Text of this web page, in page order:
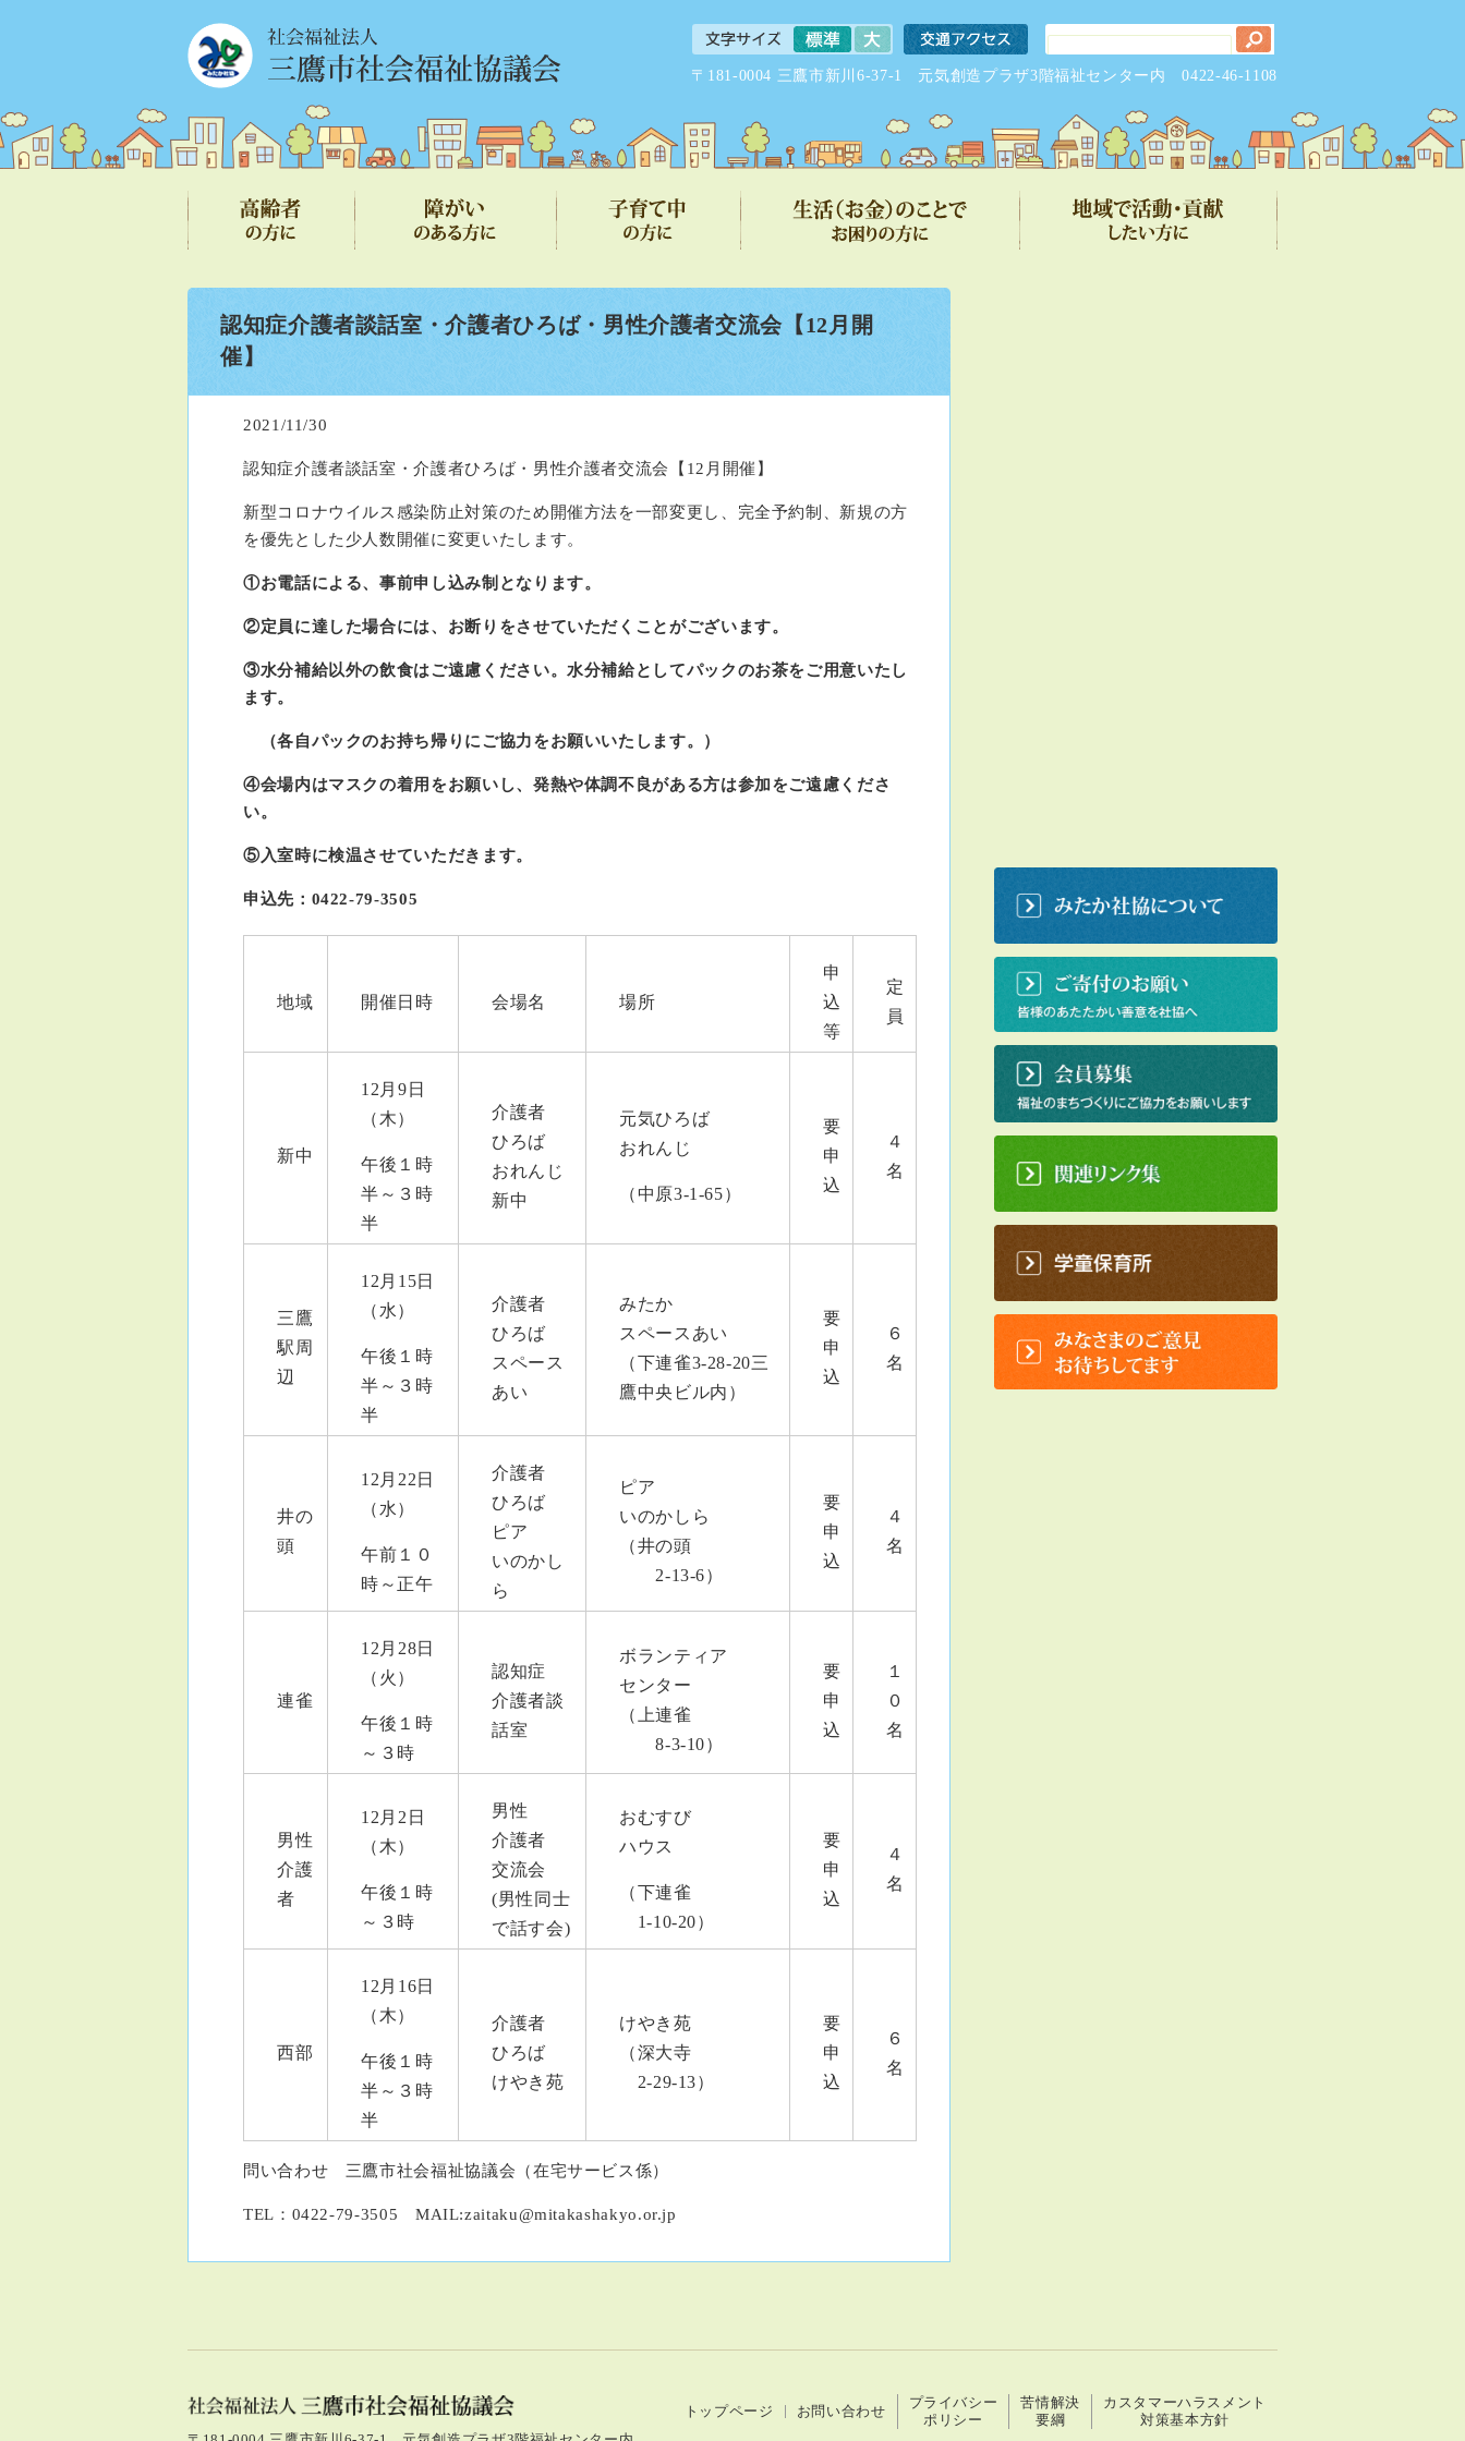
〒181-0004 三鷹市新川6-37-1 元気創造プラザ3階福祉センター内0422-46-1108
認知症介護者談話室・介護者ひろば・男性介護者交流会【12月開
催】
2021/11/30
認知症介護者談話室・介護者ひろば・男性介護者交流会【12月開催】
新型コロナウイルス感染防止対策のため開催方法を一部変更し、完全予約制、新規の方
を優先とした少人数開催に変更いたします。
①お電話による、事前申し込み制となります。
②定員に達した場合には、お断りをさせていただくことがございます。
③水分補給以外の飲食はご遠慮ください。水分補給としてパックのお茶をご用意いたし
ます。
（各自パックのお持ち帰りにご協力をお願いいたします。）
④会場内はマスクの着用をお願いし、発熱や体調不良がある方は参加をご遠慮くださ
い。
⑤入室時に検温させていただきます。
申込先：0422-79-3505
地域 開催日時 会場名 場所
申
込
等
定
員
新中
12月9日
（木）
午後１時
半～３時
半
介護者
ひろば
おれんじ
新中
元気ひろば
おれんじ
（中原3-1-65）
要
申
込
４
名
三鷹
駅周
辺
12月15日
（水）
午後１時
半～３時
半
介護者
ひろば
スペース
あい
みたか
スペースあい
（下連雀3-28-20三
鷹中央ビル内）
要
申
込
６
名
井の
頭
12月22日
（水）
午前１０
時～正午
介護者
ひろば
ピア
いのかし
ら
ピア
いのかしら
（井の頭
2-13-6）
要
申
込
４
名
連雀
12月28日
（火）
午後１時
～３時
認知症
介護者談
話室
ボランティア
センター
（上連雀
8-3-10）
要
申
込
１
０
名
男性
介護
者
12月2日
（木）
午後１時
～３時
男性
介護者
交流会
(男性同士
で話す会)
おむすび
ハウス
（下連雀
1-10-20）
要
申
込
４
名
西部
12月16日
（木）
午後１時
半～３時
半
介護者
ひろば
けやき苑
けやき苑
（深大寺
2-29-13）
要
申
込
６
名
問い合わせ 三鷹市社会福祉協議会（在宅サービス係）
TEL：0422-79-3505 MAIL:zaitaku@mitakashakyo.or.jp
トップページ お問い合わせ
プライバシー
ポリシー
苦情解決
要綱
カスタマーハラスメント
対策基本方針